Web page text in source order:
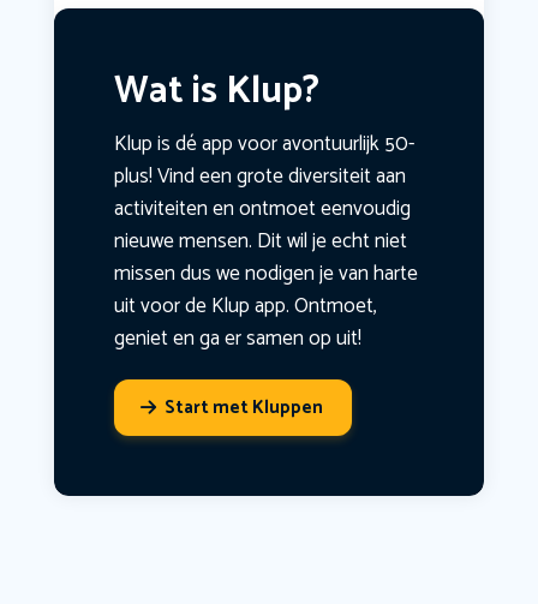
Wat is Klup?
Klup is dé app voor avontuurlijk 50-
plus! Vind een grote diversiteit aan
activiteiten en ontmoet eenvoudig
nieuwe mensen. Dit wil je echt niet
missen dus we nodigen je van harte
uit voor de Klup app. Ontmoet,
geniet en ga er samen op uit!
Start met Kluppen